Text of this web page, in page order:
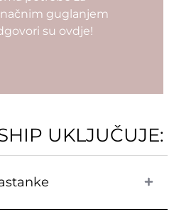
guglanjem
su ovdje!
UKLJUČUJE: